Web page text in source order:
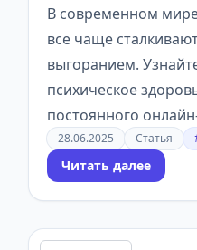
В современном
все чаще
выгоранием.
психическое
постоянного
28.06.2025 Статья
Читать далее